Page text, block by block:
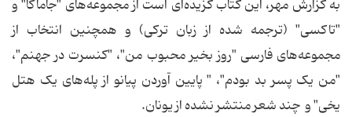
به گزارش مهر، این کتاب گزیده‌ای است از مجموعه‌های "جاماکا" و
"تاکسی" (ترجمه شده از زبان ترکی) و همچنین انتخاب از
مجموعه‌های فارسی "روز بخیر محبوب من"، "کنسرت در جهنم"،
"من یک پسر بد بودم"، " پایین آوردن پیانو از پله‌های یک هتل
یخی" و چند شعر منتشر نشده از یونان.